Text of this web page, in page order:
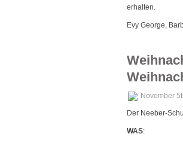
erhalten.
Evy George,
November
Der Neeber-
WAS: